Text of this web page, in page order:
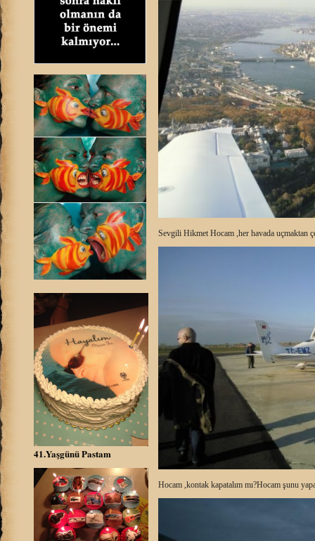
41.Yaşgünü Pastam
Sevgili Hikmet Hocam ,her havada uçmaktan
Hocam ,kontak kapatalım mı?Hocam şunu